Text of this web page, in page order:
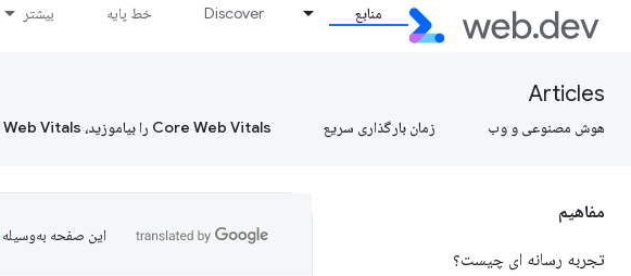
منابع Discover خط پایه بیشتر
Articles
هوش مصنوعی و وب زمان بارگذاری سریع Core Web Vitals را بیاموزید، Core Web Vitals را بیاموزید، Core Web Vitals را بیاموزید
مفاهیم
تجربه رسانه ای چیست؟
این صفحه به‌وسیله